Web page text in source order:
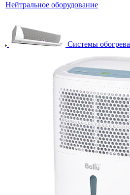
Нейтральное оборудование
Системы обогрева